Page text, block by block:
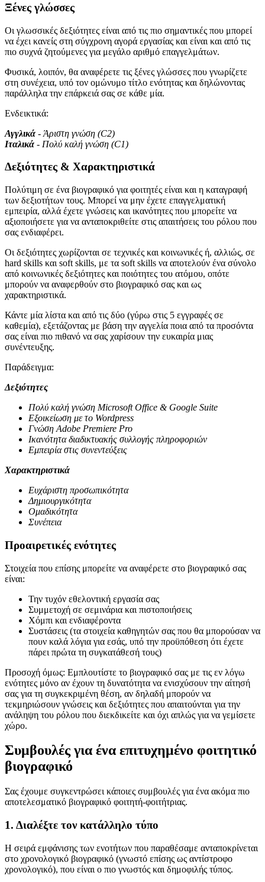
Ξένες γλώσσες
Οι γλωσσικές δεξιότητες είναι από τις πιο σημαντικές που μπορεί
να έχει κανείς στη σύγχρονη αγορά εργασίας και είναι και από τις
πιο συχνά ζητούμενες για μεγάλο αριθμό επαγγελμάτων.
Φυσικά, λοιπόν, θα αναφέρετε τις ξένες γλώσσες που γνωρίζετε
στη συνέχεια, υπό τον ομώνυμο τίτλο ενότητας και δηλώνοντας
παράλληλα την επάρκειά σας σε κάθε μία.
Ενδεικτικά:
Αγγλικά - Άριστη γνώση (C2)
Ιταλικά - Πολύ καλή γνώση (C1)
Δεξιότητες & Χαρακτηριστικά
Πολύτιμη σε ένα βιογραφικό για φοιτητές είναι και η καταγραφή
των δεξιοτήτων τους. Μπορεί να μην έχετε επαγγελματική
εμπειρία, αλλά έχετε γνώσεις και ικανότητες που μπορείτε να
αξιοποιήσετε για να ανταποκριθείτε στις απαιτήσεις του ρόλου που
σας ενδιαφέρει.
Οι δεξιότητες χωρίζονται σε τεχνικές και κοινωνικές ή, αλλιώς, σε
hard skills και soft skills, με τα soft skills να αποτελούν ένα σύνολο
από κοινωνικές δεξιότητες και ποιότητες του ατόμου, οπότε
μπορούν να αναφερθούν στο βιογραφικό σας και ως
χαρακτηριστικά.
Κάντε μία λίστα και από τις δύο (γύρω στις 5 εγγραφές σε
καθεμία), εξετάζοντας με βάση την αγγελία ποια από τα προσόντα
σας είναι πιο πιθανό να σας χαρίσουν την ευκαιρία μιας
συνέντευξης.
Παράδειγμα:
Δεξιότητες
Πολύ καλή γνώση Microsoft Office & Google Suite
Εξοικείωση με το Wordpress
Γνώση Adobe Premiere Pro
Ικανότητα διαδικτυακής συλλογής πληροφοριών
Εμπειρία στις συνεντεύξεις
Χαρακτηριστικά
Ευχάριστη προσωπικότητα
Δημιουργικότητα
Ομαδικότητα
Συνέπεια
Προαιρετικές ενότητες
Στοιχεία που επίσης μπορείτε να αναφέρετε στο βιογραφικό σας
είναι:
Την τυχόν εθελοντική εργασία σας
Συμμετοχή σε σεμινάρια και πιστοποιήσεις
Χόμπι και ενδιαφέροντα
Συστάσεις (τα στοιχεία καθηγητών σας που θα μπορούσαν να
πουν καλά λόγια για εσάς, υπό την προϋπόθεση ότι έχετε
πάρει πρώτα τη συγκατάθεσή τους)
Προσοχή όμως: Εμπλουτίστε το βιογραφικό σας με τις εν λόγω
ενότητες μόνο αν έχουν τη δυνατότητα να ενισχύσουν την αίτησή
σας για τη συγκεκριμένη θέση, αν δηλαδή μπορούν να
τεκμηριώσουν γνώσεις και δεξιότητες που απαιτούνται για την
ανάληψη του ρόλου που διεκδικείτε και όχι απλώς για να γεμίσετε
χώρο.
Συμβουλές για ένα επιτυχημένο φοιτητικό
βιογραφικό
Σας έχουμε συγκεντρώσει κάποιες συμβουλές για ένα ακόμα πιο
αποτελεσματικό βιογραφικό φοιτητή-φοιτήτριας.
1. Διαλέξτε τον κατάλληλο τύπο
Η σειρά εμφάνισης των ενοτήτων που παραθέσαμε ανταποκρίνεται
στο χρονολογικό βιογραφικό (γνωστό επίσης ως αντίστροφο
χρονολογικό), που είναι ο πιο γνωστός και δημοφιλής τύπος.